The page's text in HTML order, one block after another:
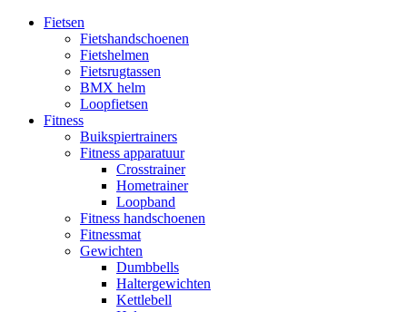
Fietsen
Fietshandschoenen
Fietshelmen
Fietsrugtassen
BMX helm
Loopfietsen
Fitness
Buikspiertrainers
Fitness apparatuur
Crosstrainer
Hometrainer
Loopband
Fitness handschoenen
Fitnessmat
Gewichten
Dumbbells
Haltergewichten
Kettlebell